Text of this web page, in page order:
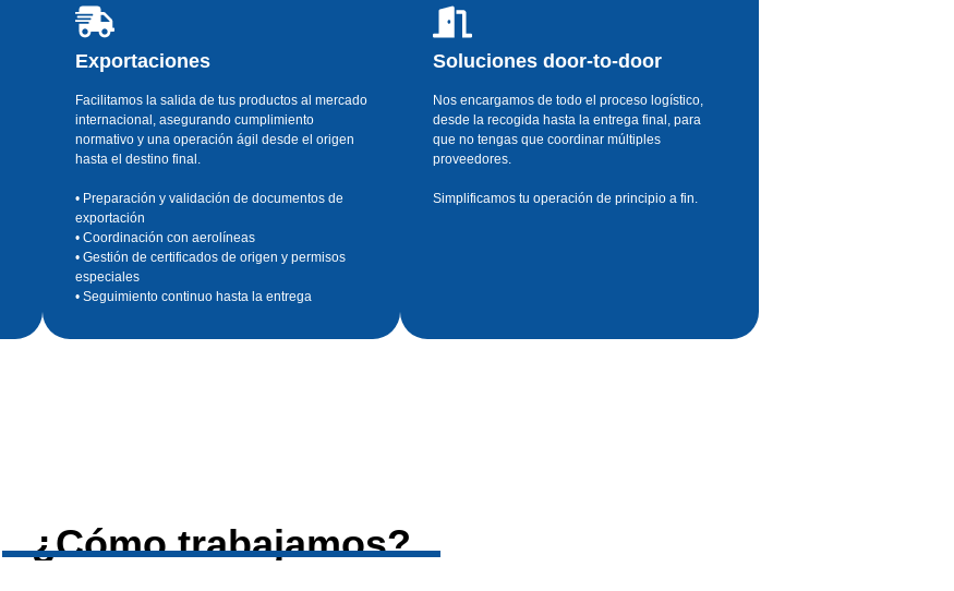
Exportaciones
Facilitamos la salida de tus productos al mercado
internacional, asegurando cumplimiento
normativo y una operación ágil desde el origen
hasta el destino final.
• Preparación y validación de documentos de
exportación
• Coordinación con aerolíneas
• Gestión de certificados de origen y permisos
especiales
• Seguimiento continuo hasta la entrega
Soluciones door-to-door
Nos encargamos de todo el proceso logístico,
desde la recogida hasta la entrega final, para
que no tengas que coordinar múltiples
proveedores.
Simplificamos tu operación de principio a fin.
¿Cómo trabajamos?